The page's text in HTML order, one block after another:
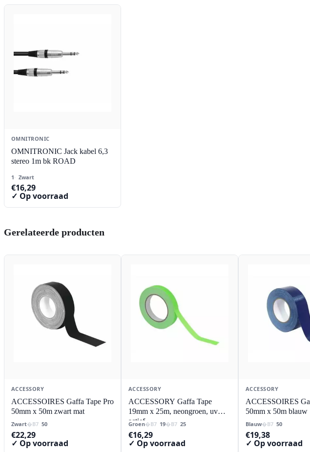
OMNITRONIC
OMNITRONIC Jack kabel 6,3
stereo 1m bk ROAD
1 Zwart
€16,29
✓ Op voorraad
Gerelateerde producten
ACCESSORY
ACCESSOIRES Gaffa Tape Pro
50mm x 50m zwart mat
Zwart 50
€22,29
✓ Op voorraad
ACCESSORY
ACCESSORY Gaffa Tape
19mm x 25m, neongroen, uv
actief
Groen 19 25
€16,29
✓ Op voorraad
ACCESSORY
ACCESSOIRES
50mm x 50m blauw
Blauw 50
€19,38
✓ Op voorraad